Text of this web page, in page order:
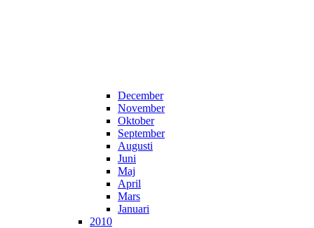
December
November
Oktober
September
Augusti
Juni
Maj
April
Mars
Januari
2010